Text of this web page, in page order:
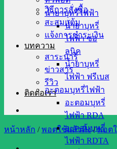
น้ำยาบุหรี่ไฟฟ้า
น้ำยาบุหรี่
ไฟฟ้า ซอ
ลนิค
น้ำยาบุหรี่
ไฟฟ้า ฟรีเบส
อะตอมบุหรี่ไฟฟ้า
อะตอมบุหรี่
ไฟฟ้า RDA
อะตอมบุหรี่
ไฟฟ้า RDTA
วิธีการสั่งซื้อ
สะสมแต้ม
แจ้งการชำระเงิน
บทความ
สาระน่ารู้
ข่าวสาร
รีวิว
ติดต่อเรา
หน้าหลัก / พอตใช้แล้วทิ้ง / พอต